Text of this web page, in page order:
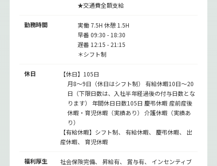
★交通費全額支給
勤務時間
実働 7.5H 休憩 1.5H
早番 09:30 - 18:30
遅番 12:15 - 21:15
＊シフト制
休日
【休日】105日
月8～9日（休日はシフト制） 有給休暇10日～20
日（下限日数は、入社半年経過後の付与日数とな
ります） 年間休日日数105日 慶弔休暇 産前産後
休暇・育児休暇（実績あり） 介護休暇（実績あ
り）
【有給休暇】シフト制、 有給休暇、 慶弔休暇、 出
産休暇、 育児休暇
福利厚生
社会保険完備、 昇給有、 賞与有、 インセンティブ